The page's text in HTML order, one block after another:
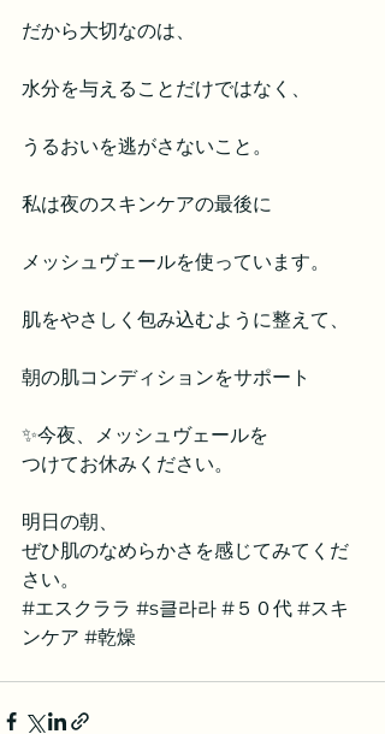
だから大切なのは、
水分を与えることだけではなく、
うるおいを逃がさないこと。
私は夜のスキンケアの最後に
メッシュヴェールを使っています。
肌をやさしく包み込むように整えて、
朝の肌コンディションをサポート
✨今夜、メッシュヴェールを
つけてお休みください。
明日の朝、
ぜひ肌のなめらかさを感じてみてくだ
さい。
#エスクララ #s클라라 #５０代 #スキ
ンケア #乾燥